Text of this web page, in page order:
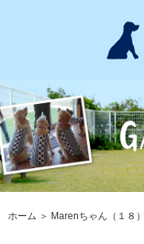
ホーム ＞ Marenちゃん（１８）